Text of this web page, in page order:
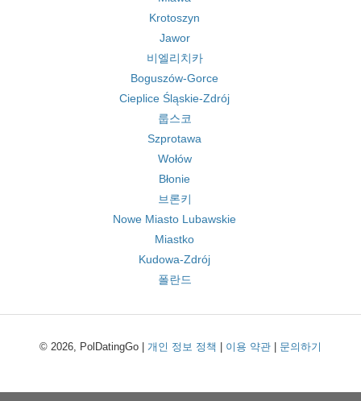
Krotoszyn
Jawor
비엘리치카
Boguszów-Gorce
Cieplice Śląskie-Zdrój
룹스코
Szprotawa
Wołów
Błonie
브론키
Nowe Miasto Lubawskie
Miastko
Kudowa-Zdrój
폴란드
© 2026, PolDatingGo | 개인 정보 정책 이용 약관 문의하기